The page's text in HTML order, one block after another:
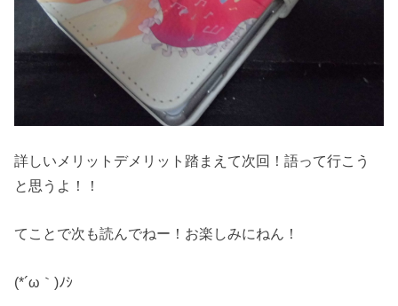
詳しいメリットデメリット踏まえて次回！語って行こう
と思うよ！！
てことで次も読んでねー！お楽しみにねん！
(*´ω｀)ﾉｼ